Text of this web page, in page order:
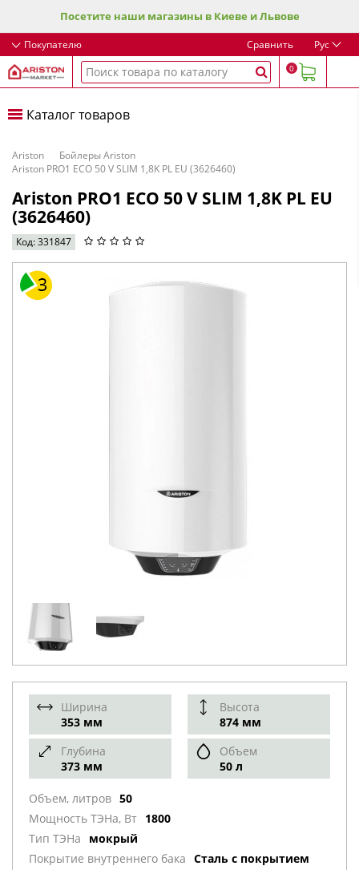
Посетите наши магазины в Киеве и Львове
Покупателю Сравнить Рус
0
Каталог товаров
Ariston
Бойлеры Ariston
Ariston PRO1 ECO 50 V SLIM 1,8K PL EU (3626460)
Ariston PRO1 ECO 50 V SLIM 1,8K PL EU
(3626460)
Код: 331847
Ширина
353 мм
Высота
874 мм
Глубина
373 мм
Объем
50 л
Объем, литров 50
Мощность ТЭНа, Вт 1800
Тип ТЭНа
мокрый
Покрытие внутреннего бака Сталь с покрытием